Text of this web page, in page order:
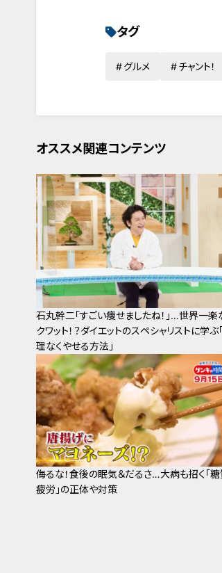
タグ
グルメ チャント！
オススメ関連コンテンツ
石丸幹二「すごい痩せましたね！」…世界一楽
クワット！？ダイエットのスペシャリストに学ぶ
理なくやせる方法」
侮るな！食後の眠気＆だるさ…大病も招く「糖
疲労」の正体や対策